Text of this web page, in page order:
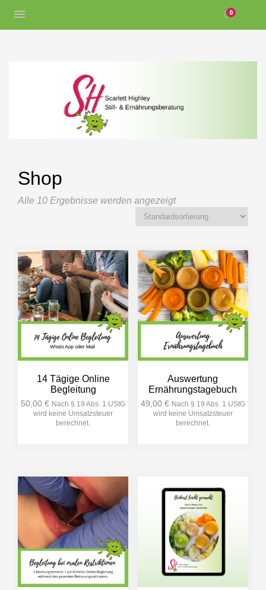
0
Shop
Alle 10 Ergebnisse werden angezeigt
14 Tägige Online
Begleitung
50,00€ Nach § 19 Abs. 1 UStG
wird keine Umsatzsteuer
berechnet.
Auswertung
Ernährungstagebuch
49,00 € Nach § 19 Abs. 1 UStG
wird keine Umsatzsteuer
berechnet.